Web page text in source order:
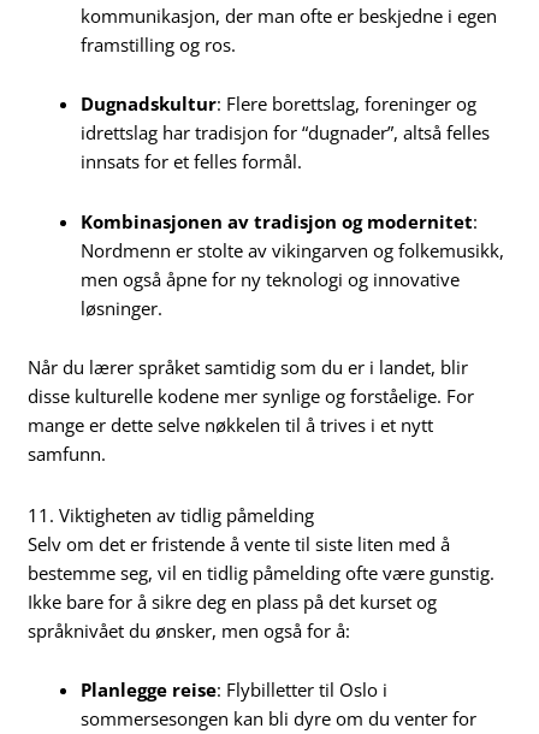
kommunikasjon, der man ofte er beskjedne i egen
framstilling og ros.
Dugnadskultur: Flere borettslag, foreninger og
idrettslag har tradisjon for “dugnader”, altså felles
innsats for et felles formål.
Kombinasjonen av tradisjon og modernitet:
Nordmenn er stolte av vikingarven og folkemusikk,
men også åpne for ny teknologi og innovative
løsninger.
Når du lærer språket samtidig som du er i landet, blir
disse kulturelle kodene mer synlige og forståelige. For
mange er dette selve nøkkelen til å trives i et nytt
samfunn.
11. Viktigheten av tidlig påmelding
Selv om det er fristende å vente til siste liten med å
bestemme seg, vil en tidlig påmelding ofte være gunstig.
Ikke bare for å sikre deg en plass på det kurset og
språknivået du ønsker, men også for å:
Planlegge reise: Flybilletter til Oslo i
sommersesongen kan bli dyre om du venter for